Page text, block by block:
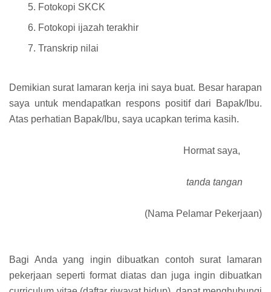
Fotokopi SKCK
Fotokopi ijazah terakhir
Transkrip nilai
Demikian surat lamaran kerja ini saya buat. Besar harapan
saya untuk mendapatkan respons positif dari Bapak/Ibu.
Atas perhatian Bapak/Ibu, saya ucapkan terima kasih.
Hormat saya,
tanda tangan
(Nama Pelamar Pekerjaan)
Bagi Anda yang ingin dibuatkan contoh surat lamaran
pekerjaan seperti format diatas dan juga ingin dibuatkan